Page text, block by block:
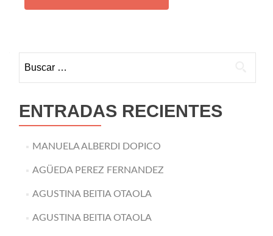
ENTRADAS RECIENTES
MANUELA ALBERDI DOPICO
AGÜEDA PEREZ FERNANDEZ
AGUSTINA BEITIA OTAOLA
AGUSTINA BEITIA OTAOLA